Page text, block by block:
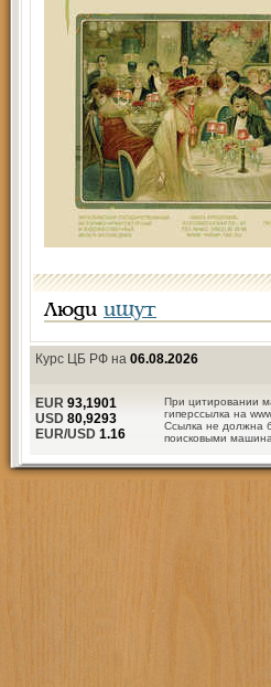
Люди ищут
Курс ЦБ РФ на 06.08.2026
При цитировании
гиперссылка на
Ссылка не должна
поисковыми
EUR 93,1901
USD 80,9293
EUR/USD 1.16